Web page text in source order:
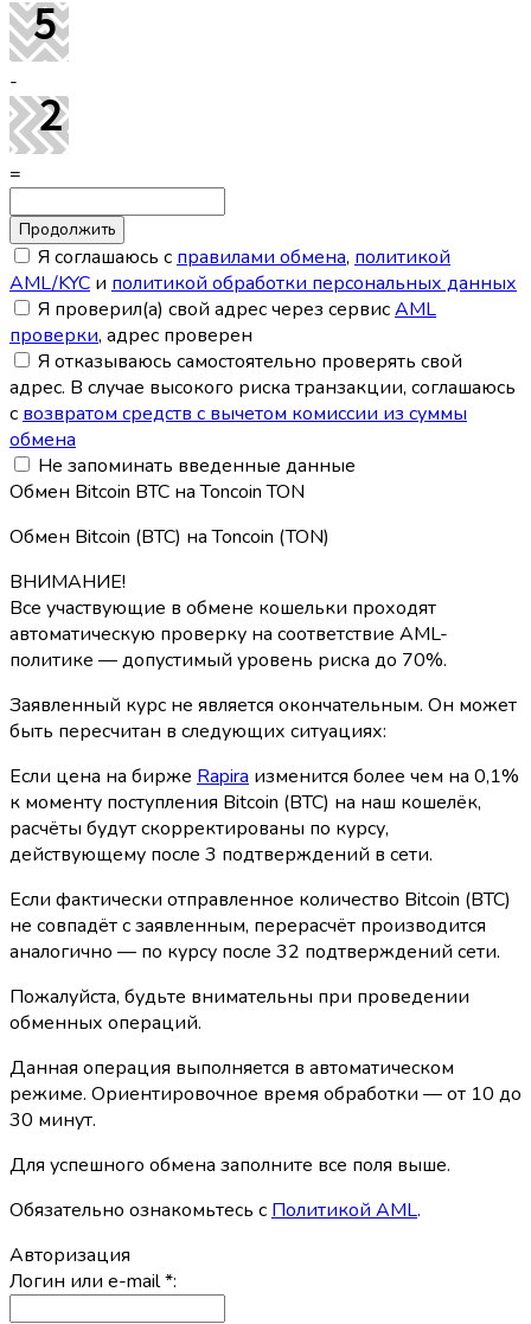
-
=
Я соглашаюсь с правилами обмена, политикой
AML/KYC и политикой обработки персональных данных
Я проверил(а) свой адрес через сервисAML
проверки, адрес проверен
Я отказываюсь самостоятельно проверять свой
адрес. В случае высокого риска транзакции, соглашаюсь
с возвратом средств с вычетом комиссии из суммы
обмена
Не запоминать введенные данные
Обмен Bitcoin BTC на Toncoin TON
Обмен Bitcoin (BTC) на Toncoin (TON)
ВНИМАНИЕ!
Все участвующие в обмене кошельки проходят
автоматическую проверку на соответствие AML-
политике — допустимый уровень риска до 70%.
Заявленный курс не является окончательным. Он может
быть пересчитан в следующих ситуациях:
Если цена на бирже Rapira изменится более чем на 0,1%
к моменту поступления Bitcoin (BTC) на наш кошелёк,
расчёты будут скорректированы по курсу,
действующему после 3 подтверждений в сети.
Если фактически отправленное количество Bitcoin (BTC)
не совпадёт с заявленным, перерасчёт производится
аналогично — по курсу после 32 подтверждений сети.
Пожалуйста, будьте внимательны при проведении
обменных операций.
Данная операция выполняется в автоматическом
режиме. Ориентировочное время обработки — от 10 до
30 минут.
Для успешного обмена заполните все поля выше.
Обязательно ознакомьтесь с Политикой AML.
Авторизация
Логин или e-mail*: